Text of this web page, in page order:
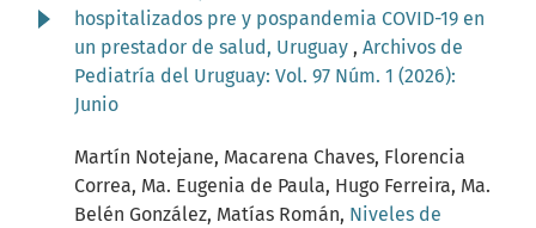
hospitalizados pre y pospandemia COVID-19 en
un prestador de salud, Uruguay , Archivos de
Pediatría del Uruguay: Vol. 97 Núm. 1 (2026):
Junio
Martín Notejane, Macarena Chaves, Florencia
Correa, Ma. Eugenia de Paula, Hugo Ferreira, Ma.
Belén González, Matías Román, Niveles de